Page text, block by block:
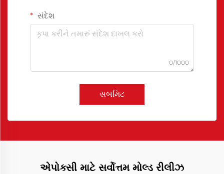
સંદેશ
0/1000
સબમિટ
એપોક્સી માટે સર્વોત્તમ મોલ્ડ રીલીઝ